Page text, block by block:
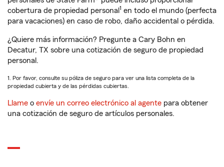
cobertura de propiedad personal 1 en todo el mundo (perfecta
para vacaciones) en caso de robo, daño accidental o pérdida.
¿Quiere más información? Pregunte a Cary Bohn en
Decatur, TX sobre una cotización de seguro de propiedad
personal.
1. Por favor, consulte su póliza de seguro para ver una lista completa de la
propiedad cubierta y de las pérdidas cubiertas.
Llame o envíe un correo electrónico al agente para obtener
una cotización de seguro de artículos personales.